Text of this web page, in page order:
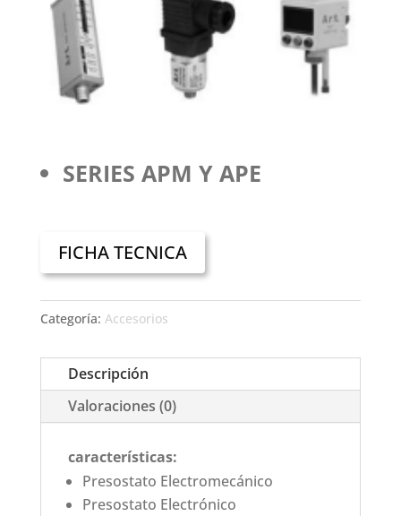
SERIES APM Y APE
FICHA TECNICA
Categoría: Accesorios
Descripción
Valoraciones (0)
características:
Presostato Electromecánico
Presostato Electrónico